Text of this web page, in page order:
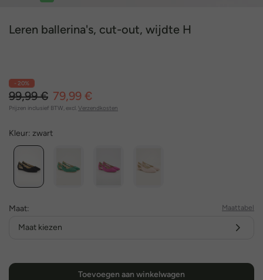
Leren ballerina's, cut-out, wijdte H
- 20%
99,99 € 79,99 €
Prijzen inclusief BTW, excl. Verzendkosten
Kleur: zwart
Maat: Maattabel
Maat kiezen
Toevoegen aan winkelwagen